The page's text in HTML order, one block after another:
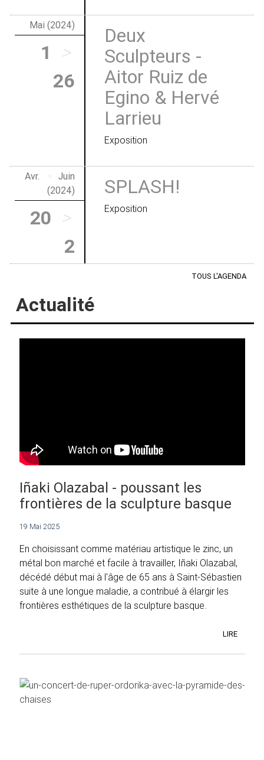
Mai (2024)
1
>
26
Deux
Sculpteurs -
Aitor Ruiz de
Egino & Hervé
Larrieu
Exposition
Avr. >
Juin
(2024)
20 >
2
SPLASH!
Exposition
TOUS L'AGENDA
Actualité
Iñaki Olazabal - poussant les
frontières de la sculpture basque
19 Mai 2025
En choisissant comme matériau artistique le zinc, un
métal bon marché et facile à travailler, Iñaki Olazabal,
décédé début mai à l'âge de 65 ans à Saint-Sébastien
suite à une longue maladie, a contribué à élargir les
frontières esthétiques de la sculpture basque.
LIRE